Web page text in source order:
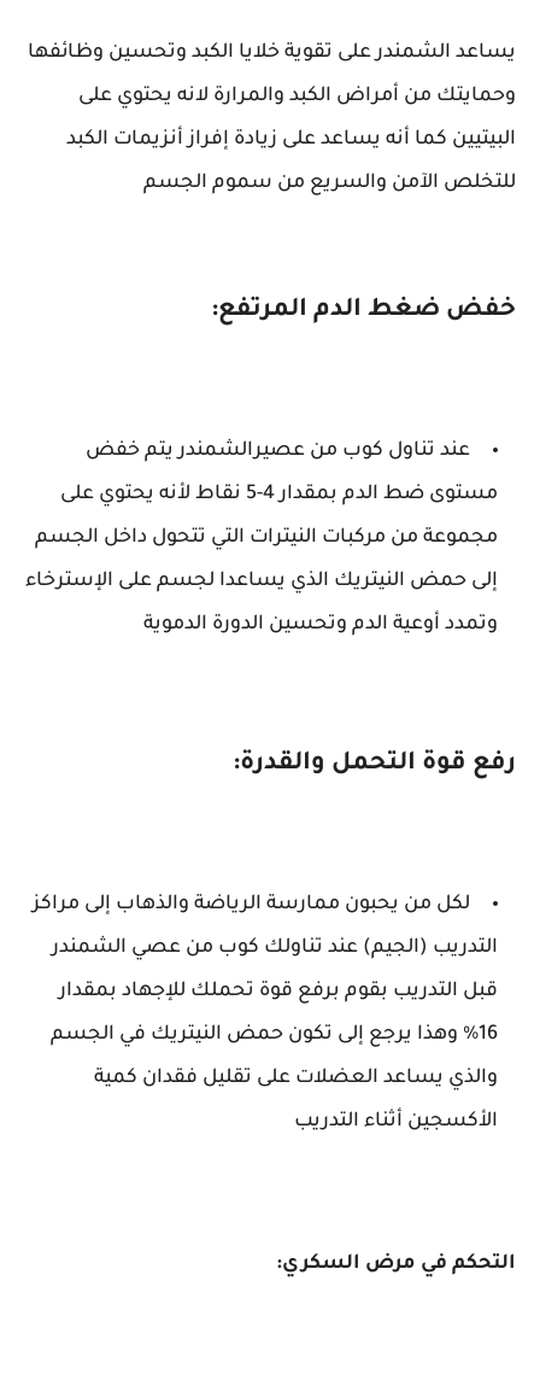
يساعد الشمندر على تقوية خلايا الكبد وتحسين وظائفها
وحمايتك من أمراض الكبد والمرارة لانه يحتوي على
البيتيين كما أنه يساعد على زيادة إفراز أنزيمات الكبد
للتخلص الآمن والسريع من سموم الجسم
خفض ضغط الدم المرتفع:
عند تناول كوب من عصيرالشمندر يتم خفض
مستوى ضط الدم بمقدار 4-5 نقاط لأنه يحتوي على
مجموعة من مركبات النيترات التي تتحول داخل الجسم
إلى حمض النيتريك الذي يساعدا لجسم على الإسترخاء
وتمدد أوعية الدم وتحسين الدورة الدموية
رفع قوة التحمل والقدرة:
لكل من يحبون ممارسة الرياضة والذهاب إلى مراكز
التدريب (الجيم) عند تناولك كوب من عصي الشمندر
قبل التدريب بقوم برفع قوة تحملك للإجهاد بمقدار
16% وهذا يرجع إلى تكون حمض النيتريك في الجسم
والذي يساعد العضلات على تقليل فقدان كمية
الأكسجين أثناء التدريب
التحكم في مرض السكري: